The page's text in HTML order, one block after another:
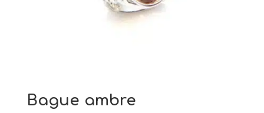
Bague ambre